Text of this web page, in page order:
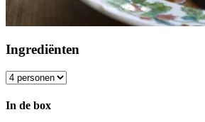
Ingrediënten
In de box